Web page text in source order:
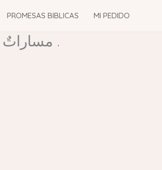
PROMESAS BIBLICAS MI PEDIDO
مساراتٌ ناشئة على الساحةِ الدولية تعيدُ تشكيلَ ملامحَ المستقبل من خلال متابعةٍ لحظية .